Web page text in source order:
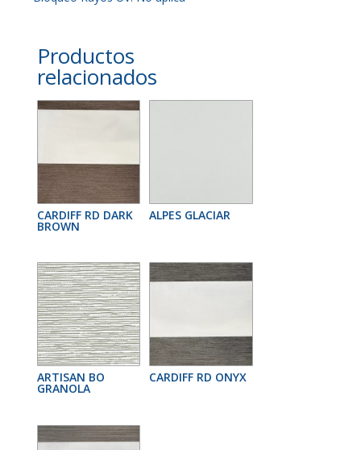
Productos
relacionados
CARDIFF RD DARK
BROWN
ALPES GLACIAR
ARTISAN BO
GRANOLA
CARDIFF RD ONYX